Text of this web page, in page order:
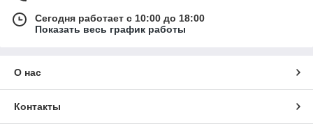
Сегодня работает с 10:00 до 18:00
Показать весь график работы
О нас
Контакты